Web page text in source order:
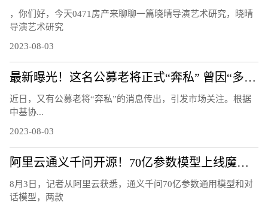
，你们好，今天0471房产来聊聊一篇晓晴导演艺术研究，晓晴
导演艺术研究
2023-08-03
最新曝光！这名公募老将正式“奔私” 曾因“多面手”受关注：同时管理指数、量化、主动基金
近日，又有公募老将“奔私”的消息传出，引发市场关注。根据
中基协...
2023-08-03
阿里云通义千问开源！70亿参数模型上线魔搭社区，免费可商用
8月3日，记者从阿里云获悉，通义千问70亿参数通用模型和对
话模型，两款